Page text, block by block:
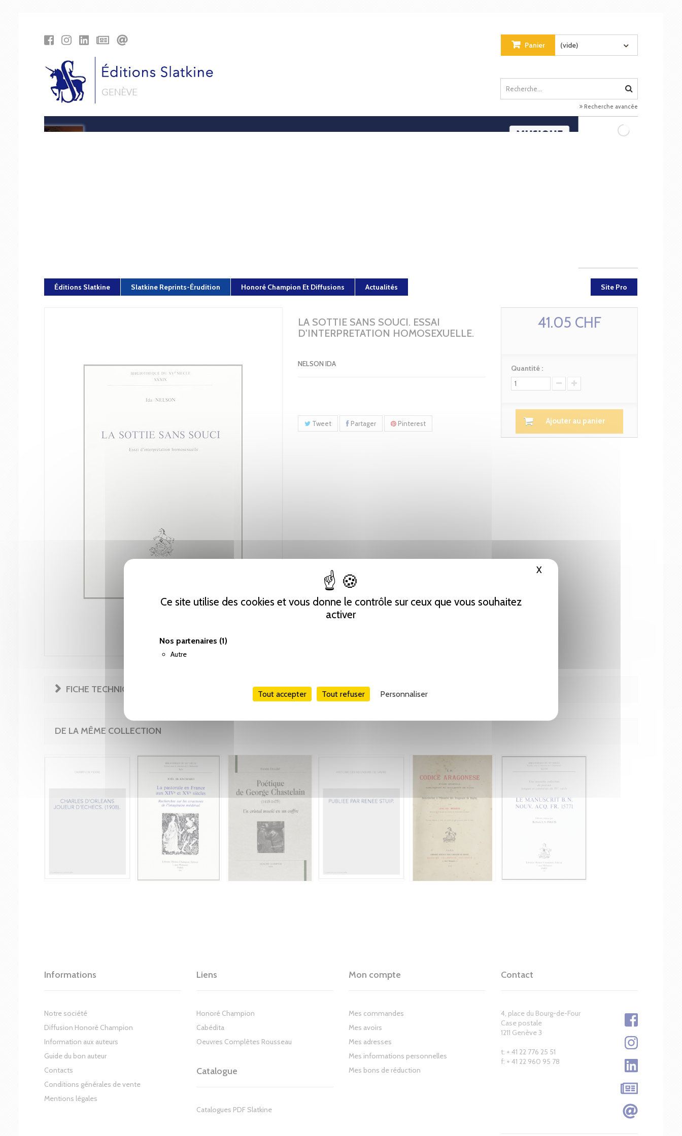
Ce site utilise des cookies et vous donne le contrôle sur ceux que vous souhaitez
activer
Nos partenaires (1)
Autre
Tout accepter Tout refuser Personnaliser
X Masquer le bandeau des cookies
Panier (vide)
Recherche avancée
Éditions Slatkine Slatkine Reprints-Érudition Honoré Champion Et Diffusions Actualités Site Pro
LA SOTTIE SANS SOUCI. ESSAI
D'INTERPRETATION HOMOSEXUELLE.
NELSON IDA
Tweet Partager Pinterest
41.05 CHF
Quantité :
Ajouter au panier
FICHE TECHNIQUE
DE LA MÊME COLLECTION
Informations
Notre société
Diffusion Honoré Champion
Information aux auteurs
Guide du bon auteur
Contacts
Conditions générales de vente
Mentions légales
Liens
Honoré Champion
Cabédita
Oeuvres Complètes Rousseau
Catalogue
Catalogues PDF Slatkine
Mon compte
Mes commandes
Mes avoirs
Mes adresses
Mes informations personnelles
Mes bons de réduction
Contact
4, place du Bourg-de-Four
Case postale
1211 Genève 3
t: + 41 22 776 25 51
f: + 41 22 960 95 78